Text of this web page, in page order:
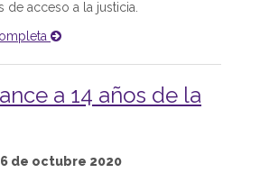
de acceso a la justicia.
a 14 años de la
de octubre 2020